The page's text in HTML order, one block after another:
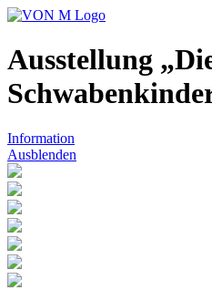
Ausstellung
Information
Ausblenden